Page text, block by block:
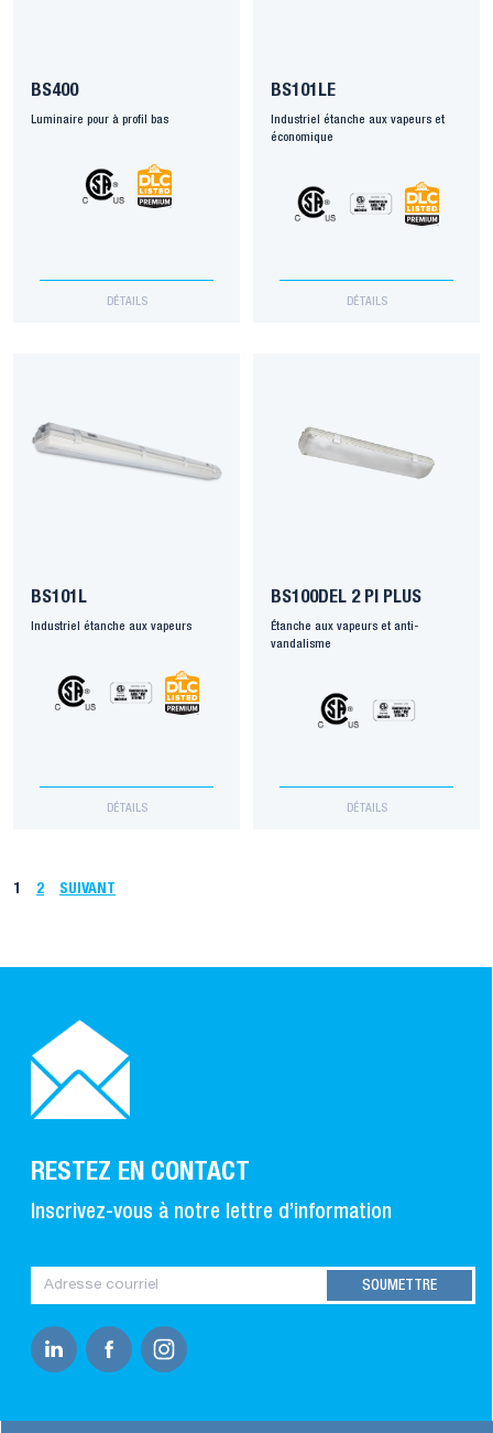
BS400
Luminaire pour à profil bas
DÉTAILS
BS101LE
Industriel étanche aux vapeurs et
économique
DÉTAILS
BS101L
Industriel étanche aux vapeurs
DÉTAILS
BS100DEL 2 PI PLUS
Étanche aux vapeurs et anti-
vandalisme
DÉTAILS
1 2 SUIVANT
RESTEZ EN CONTACT
Inscrivez-vous à notre lettre d’information